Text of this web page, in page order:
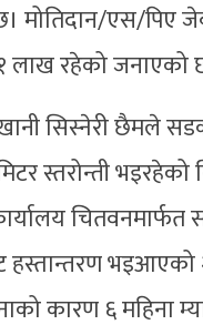
मोतिदान/एस/पिए
लाख रहेको जनाएको
सिस्नेरी छैमले
स्तरोन्ती भइरहेको
हस्तान्तरण
कारण ६ महिना